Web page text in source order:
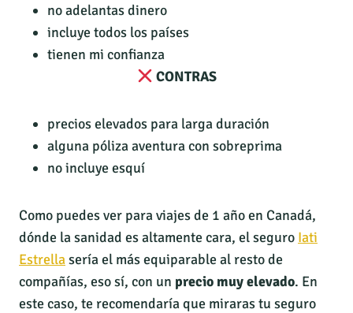
no adelantas dinero
incluye todos los países
tienen mi confianza
CONTRAS
precios elevados para larga duración
alguna póliza aventura con sobreprima
no incluye esquí
Como puedes ver para viajes de 1 año en Canadá,
dónde la sanidad es altamente cara, el seguro Iati
Estrellasería el más equiparable al resto de
compañías, eso sí, con un precio muy elevado. En
este caso, te recomendaría que miraras tu seguro